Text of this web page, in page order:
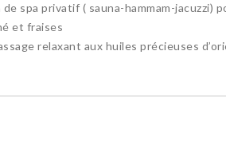
de spa privatif ( sauna-hammam-jacuzzi)
et fraises
relaxant aux huiles précieuses